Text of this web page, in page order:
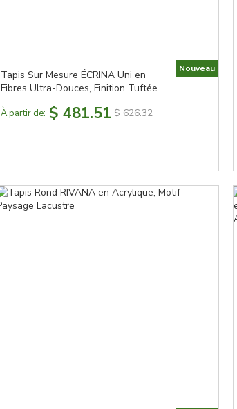
Tapis Sur Mesure ÉCRINA Uni en
Fibres Ultra-Douces, Finition Tuftée
À partir de: $ 481.51 $ 626.32
Nouveau